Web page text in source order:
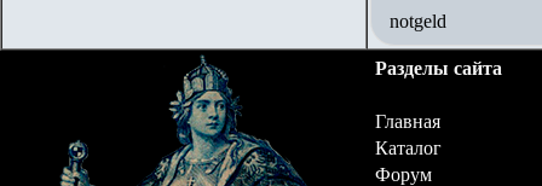
notgeld
Разделы сайта
Главная
Каталог
Форум